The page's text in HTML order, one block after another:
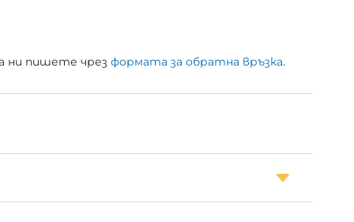
ни пишете чрез формата за обратна връзка.